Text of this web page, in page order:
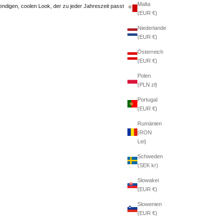
Malta
(EUR €)
Niederlande
(EUR €)
Österreich
(EUR €)
Polen
(PLN zł)
Portugal
(EUR €)
Rumänien
(RON
Lei)
Schweden
(SEK kr)
Slowakei
(EUR €)
Slowenien
(EUR €)
coolen Look, der zu jeder Jahreszeit passt